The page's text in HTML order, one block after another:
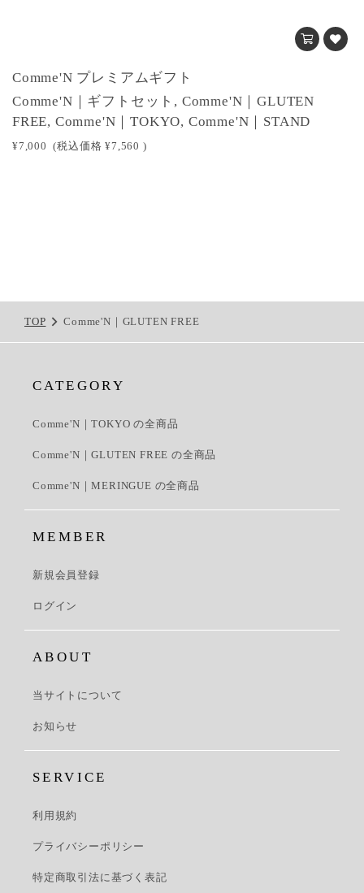
Comme'N プレミアムギフト
Comme'N｜ギフトセット, Comme'N｜GLUTEN
FREE, Comme'N｜TOKYO, Comme'N｜STAND
¥7,000 (税込価格 ¥7,560 )
TOP Comme'N｜GLUTEN FREE
CATEGORY
Comme'N｜TOKYO の全商品
Comme'N｜GLUTEN FREE の全商品
Comme'N｜MERINGUE の全商品
MEMBER
新規会員登録
ログイン
ABOUT
当サイトについて
お知らせ
SERVICE
利用規約
プライバシーポリシー
特定商取引法に基づく表記